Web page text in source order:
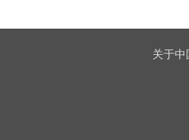
关于中